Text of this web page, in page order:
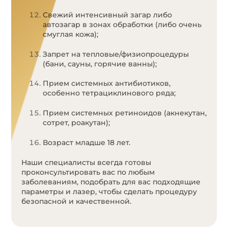
Свежий интенсивный загар либо
автозагар в зонах обработки (либо очень
смуглая кожа);
Запрет на тепловые/физиопроцедуры
(бани, сауны, горячие ванны);
Прием системных антибиотиков,
особенно тетрациклинового ряда;
Прием системных ретиноидов (акнекутан,
сотрет, роакутан);
Возраст младше 18 лет.
Наши специалисты всегда готовы
проконсультировать вас по любым
заболеваниям, подобрать для вас подходящие
параметры и лазер, чтобы сделать процедуру
безопасной и качественной.